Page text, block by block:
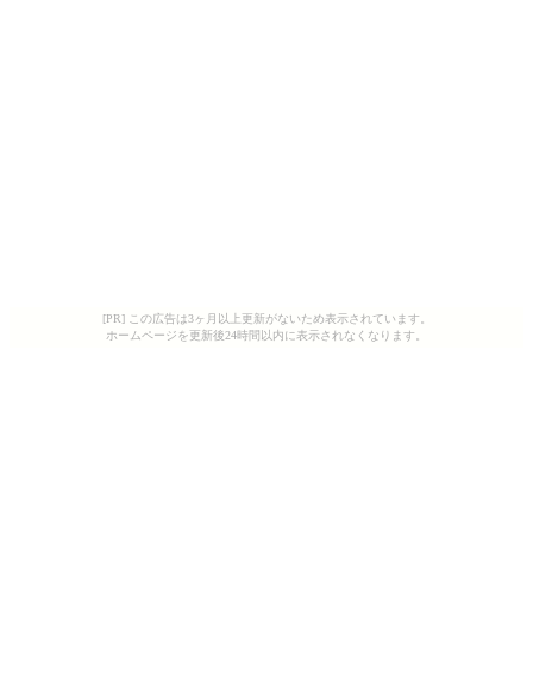
[PR] この広告は3ヶ月以上更新がないため表示されています。
ホームページを更新後24時間以内に表示されなくなります。